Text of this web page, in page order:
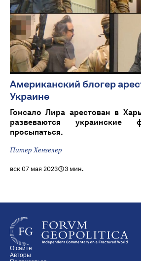
Американский блогер
Украине
Гонсало Лира арестован в
развеваются
просыпаться.
Питер Хензелер
вск 07 мая 2023 3 мин.
О сайте
Авторы